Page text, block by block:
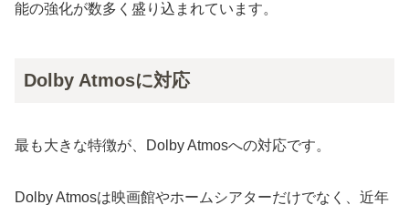
能の強化が数多く盛り込まれています。
Dolby Atmosに対応
最も大きな特徴が、Dolby Atmosへの対応です。
Dolby Atmosは映画館やホームシアターだけでなく、近年